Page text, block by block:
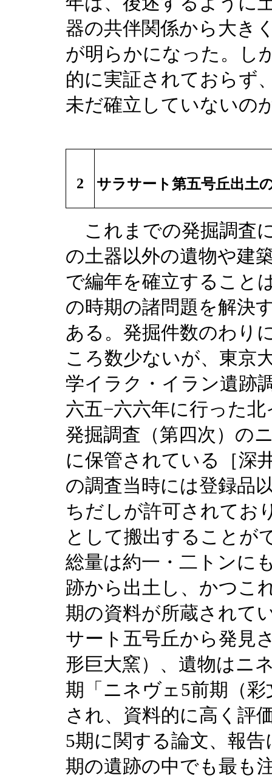
器の共伴関係から大き
が明らかになった。し
的に実証されておらず
未だ確立していないの
2 サラサート第五号丘出土
これまでの発掘調査
の土器以外の遺物や建
で編年を確立すること
の時期の諸問題を解決
ある。発掘件数のわり
ころ数少ないが、東京
学イラク・イラン遺跡
六五−六六年に行った
発掘調査（第四次）の
に保管されている［深
の調査当時には登録品
ちだしが許可されてお
として搬出することが
総量は約一・二トンに
跡から出土し、かつこ
期の資料が所蔵されて
サート五号丘から発見
形巨大窯）、遺物はニ
期「ニネヴェ5前期（
され、資料的に高く評
5期に関する論文、報
期の遺跡の中でも最も